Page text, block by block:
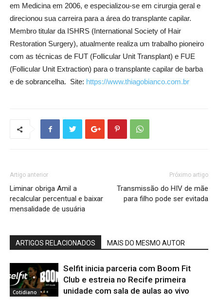
em Medicina em 2006, e especializou-se em cirurgia geral e
direcionou sua carreira para a área do transplante capilar.
Membro titular da ISHRS (International Society of Hair
Restoration Surgery), atualmente realiza um trabalho pioneiro
com as técnicas de FUT (Follicular Unit Transplant) e FUE
(Follicular Unit Extraction) para o transplante capilar de barba
e de sobrancelha. Site: https://www.thiagobianco.com.br
Artigo anterior
Liminar obriga Amil a
recalcular percentual e baixar
mensalidade de usuária
Próximo artigo
Transmissão do HIV de mãe
para filho pode ser evitada
ARTIGOS RELACIONADOS MAIS DO MESMO AUTOR
Cotidiano
Selfit inicia parceria com Boom Fit
Club e estreia no Recife primeira
unidade com sala de aulas ao vivo